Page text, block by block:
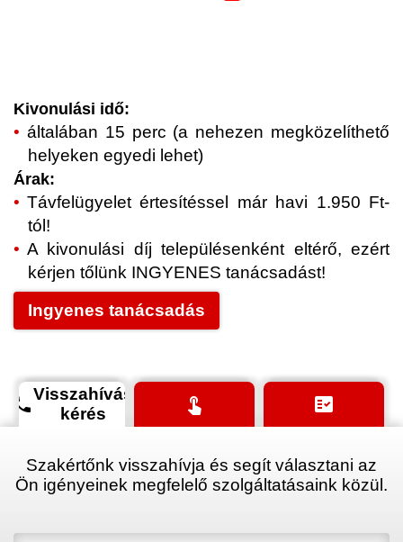
Kivonulási idő:
általában 15 perc (a nehezen megközelíthető
helyeken egyedi lehet)
Árak:
Távfelügyelet értesítéssel már havi 1.950 Ft-
tól!
A kivonulási díj településenként eltérő, ezért
kérjen tőlünk INGYENES tanácsadást!
Ingyenes tanácsadás
phoneVisszahívás
kérés
touch_app fact_check
Szakértőnk visszahívja és segít választani az
Ön igényeinek megfelelő szolgáltatásaink közül.